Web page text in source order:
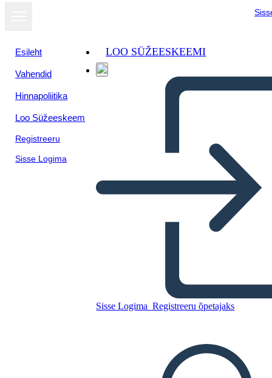
Esileht
Vahendid
Hinnapoliitika
Loo Süžeeskeem
Registreeru
Sisse Logima
LOO SÜŽEESKEEMI
Sisse Logima Registreeru õpetajaks
Milkweed
LUUA STORYBOARD